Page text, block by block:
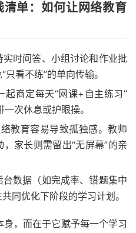
单：如何让网络教育
实时问答、小组讨论和作业批
看不练”的单向传输。
起商定每天“网课+自主练习”
次休息或护眼操。
络教育容易导致孤独感。教师
家长则需留出“无屏幕”的亲
台数据（如完成率、错题集中
同优化下阶段的学习计划。
，而在于它赋予每一个学习